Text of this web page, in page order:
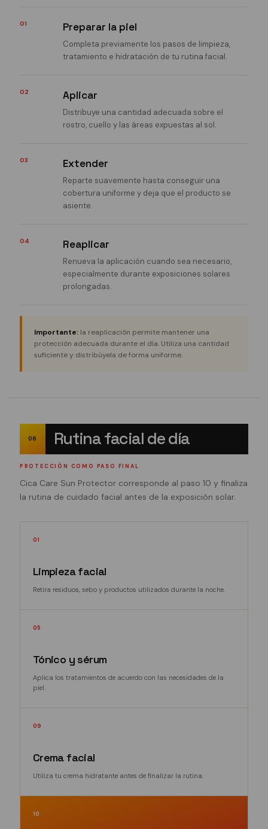
01 Preparar la piel
Completa previamente los pasos de limpieza,
tratamiento e hidratación de tu rutina facial.
02 Aplicar
Distribuye una cantidad adecuada sobre el
rostro, cuello y las áreas expuestas al sol.
03 Extender
Reparte suavemente hasta conseguir una
cobertura uniforme y deja que el producto se
asiente.
04 Reaplicar
Renueva la aplicación cuando sea necesario,
especialmente durante exposiciones solares
prolongadas.
Importante:la reaplicación permite mantener una
protección adecuada durante el día. Utiliza una cantidad
suficiente y distribúyela de forma uniforme.
06 Rutina facial de día
PROTECCIÓN COMO PASO FINAL
Cica Care Sun Protector corresponde al paso 10 y finaliza
la rutina de cuidado facial antes de la exposición solar.
01
Limpieza facial
Retira residuos, sebo y productos utilizados durante la noche.
05
Tónico y sérum
Aplica los tratamientos de acuerdo con las necesidades de la
piel.
09
Crema facial
Utiliza tu crema hidratante antes de finalizar la rutina.
10